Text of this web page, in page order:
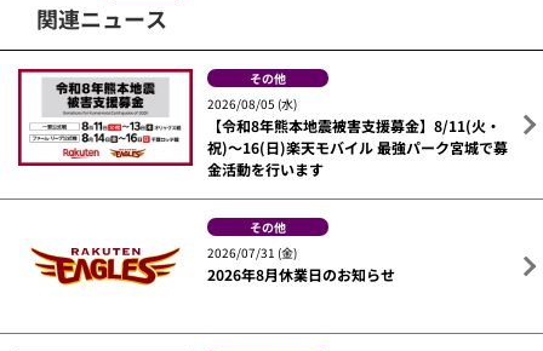
関連ニュース
その他
2026/08/05 (水)
【令和8年熊本地震被害支援募金】8/11(火・
祝)～16(日)楽天モバイル 最強パーク宮城で募
金活動を行います
その他
2026/07/31 (金)
2026年8月休業日のお知らせ